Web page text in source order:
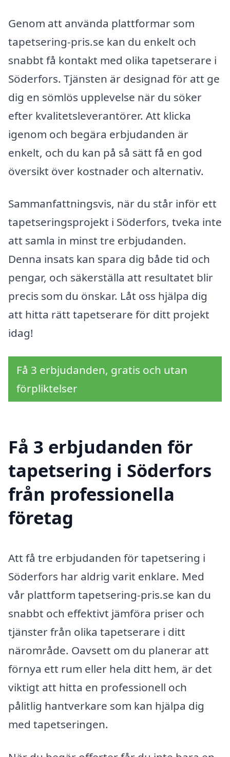
Genom att använda plattformar som
tapetsering-pris.se kan du enkelt och
snabbt få kontakt med olika tapetserare i
Söderfors. Tjänsten är designad för att ge
dig en sömlös upplevelse när du söker
efter kvalitetsleverantörer. Att klicka
igenom och begära erbjudanden är
enkelt, och du kan på så sätt få en god
översikt över kostnader och alternativ.
Sammanfattningsvis, när du står inför ett
tapetseringsprojekt i Söderfors, tveka inte
att samla in minst tre erbjudanden.
Denna insats kan spara dig både tid och
pengar, och säkerställa att resultatet blir
precis som du önskar. Låt oss hjälpa dig
att hitta rätt tapetserare för ditt projekt
idag!
Få 3 erbjudanden, gratis och utan
förpliktelser
Få 3 erbjudanden för
tapetsering i Söderfors
från professionella
företag
Att få tre erbjudanden för tapetsering i
Söderfors har aldrig varit enklare. Med
vår plattform tapetsering-pris.se kan du
snabbt och effektivt jämföra priser och
tjänster från olika tapetserare i ditt
närområde. Oavsett om du planerar att
förnya ett rum eller hela ditt hem, är det
viktigt att hitta en professionell och
pålitlig hantverkare som kan hjälpa dig
med tapetseringen.